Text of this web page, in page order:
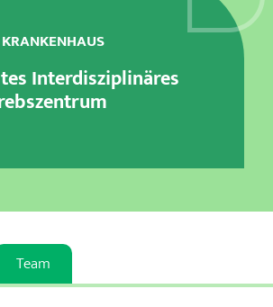
Interdisziplinäres
Team